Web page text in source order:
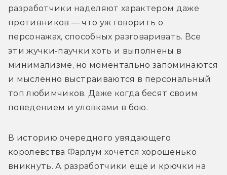
разработчики наделяют характером даже
противников — что уж говорить о
персонажах, способных разговаривать. Все
эти жучки-паучки хоть и выполнены в
минимализме, но моментально запоминаются
и мысленно выстраиваются в персональный
топ любимчиков. Даже когда бесят своим
поведением и уловками в бою.
В историю очередного увядающего
королевства Фарлум хочется хорошенько
вникнуть. А разработчики ещё и крючки на